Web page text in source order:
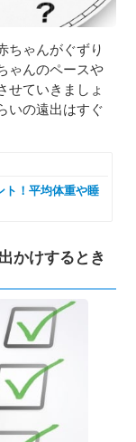
ちゃんがぐずり
ゃんのペースや
せていきましょ
いの遠出はすぐ
ト！平均体重や睡
かけするとき